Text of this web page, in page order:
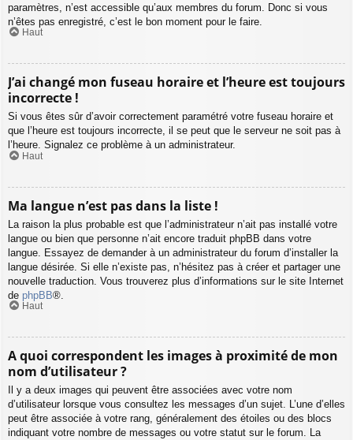
paramètres, n’est accessible qu’aux membres du forum. Donc si vous
n’êtes pas enregistré, c’est le bon moment pour le faire.
Haut
J’ai changé mon fuseau horaire et l’heure est toujours
incorrecte !
Si vous êtes sûr d’avoir correctement paramétré votre fuseau horaire et
que l’heure est toujours incorrecte, il se peut que le serveur ne soit pas à
l’heure. Signalez ce problème à un administrateur.
Haut
Ma langue n’est pas dans la liste !
La raison la plus probable est que l’administrateur n’ait pas installé votre
langue ou bien que personne n’ait encore traduit phpBB dans votre
langue. Essayez de demander à un administrateur du forum d’installer la
langue désirée. Si elle n’existe pas, n’hésitez pas à créer et partager une
nouvelle traduction. Vous trouverez plus d’informations sur le site Internet
de phpBB®.
Haut
A quoi correspondent les images à proximité de mon
nom d’utilisateur ?
Il y a deux images qui peuvent être associées avec votre nom
d’utilisateur lorsque vous consultez les messages d’un sujet. L’une d’elles
peut être associée à votre rang, généralement des étoiles ou des blocs
indiquant votre nombre de messages ou votre statut sur le forum. La